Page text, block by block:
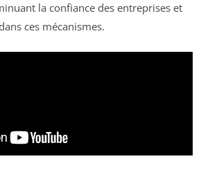
la confiance des entreprises et
ces mécanismes.